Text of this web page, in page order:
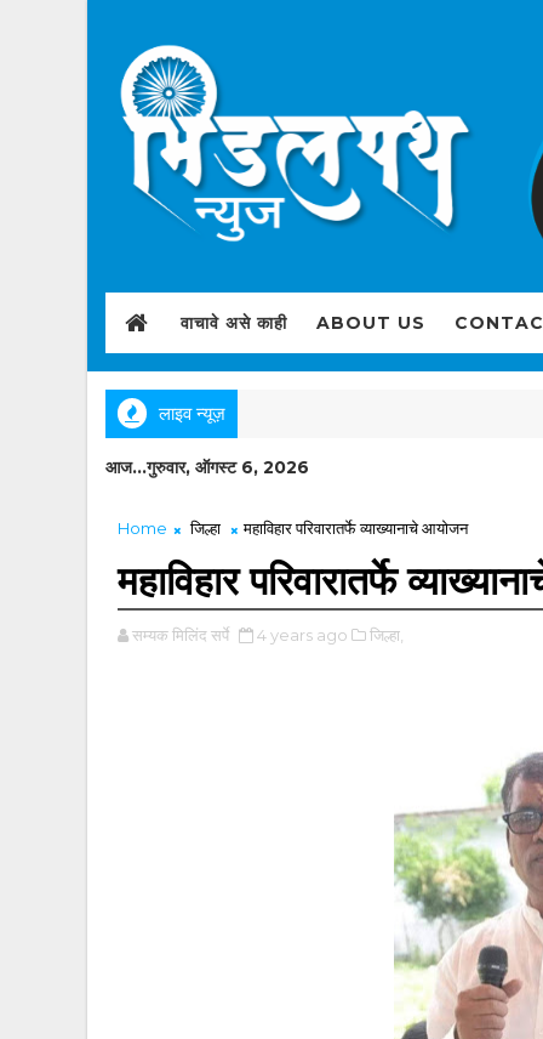
वाचावे असे काही ABOUT US
लाइव न्यूज़
आज...गुरुवार, ऑगस्ट 6, 2026
Home जिल्हा महाविहार परिवारातर्फे व्याख्यानाचे आयोजन
महाविहार परिवारातर्फे
सम्यक मिलिंद सर्पे 4 years ago जिल्हा,